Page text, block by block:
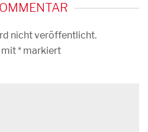
nicht veröffentlicht.
mit* markiert